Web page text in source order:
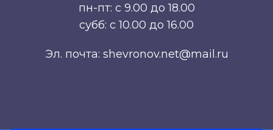
пн-пт: с 9.00 до 18.00
субб: с 10.00 до 16.00
Эл. почта: shevronov.net@mail.ru